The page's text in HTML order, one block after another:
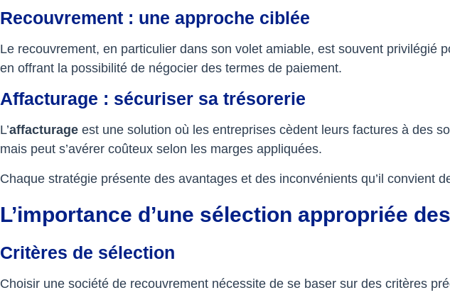
Recouvrement : une approche ciblée
Le recouvrement, en particulier dans son volet amiable, est souvent
en offrant la possibilité de négocier des termes de paiement.
Affacturage : sécuriser sa trésorerie
L’affacturage est une solution où les entreprises cèdent leurs factures à des
mais peut s’avérer coûteux selon les marges appliquées.
Chaque stratégie présente des avantages et des inconvénients qu’il convient
L’importance d’une sélection appropriée
Critères de sélection
Choisir une société de recouvrement nécessite de se baser sur des critères